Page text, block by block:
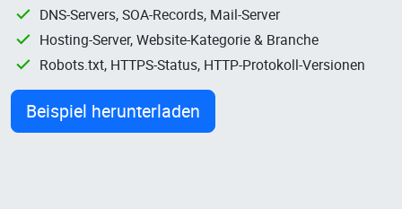
DNS-Servers, SOA-Records, Mail-Server
Hosting-Server, Website-Kategorie & Branche
Robots.txt, HTTPS-Status, HTTP-Protokoll-Versionen
Beispiel herunterladen